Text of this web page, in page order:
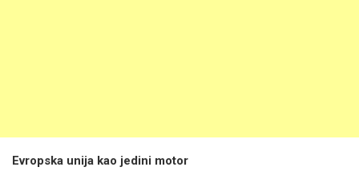
Evropska unija kao jedini motor